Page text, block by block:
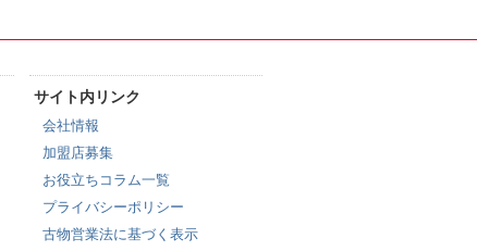
サイト内リンク
会社情報
加盟店募集
お役立ちコラム一覧
プライバシーポリシー
古物営業法に基づく表示